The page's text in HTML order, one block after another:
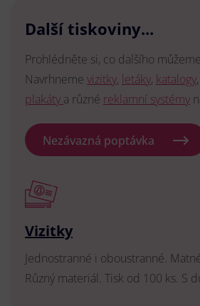
Další tiskoviny...
Prohlédněte si, co dalšího
Navrhneme vizitky, letáky, katalogy,
plakáty a různé reklamní systémy
Nezávazná poptávka
Vizitky
Jednostranné i oboustranné.
Různý materiál. Tisk od 100 ks. S